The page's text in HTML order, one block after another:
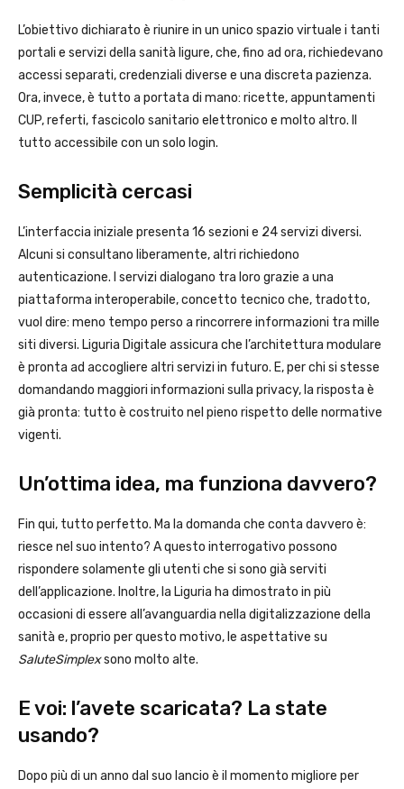
L’obiettivo dichiarato è riunire in un unico spazio virtuale i tanti
portali e servizi della sanità ligure, che, fino ad ora, richiedevano
accessi separati, credenziali diverse e una discreta pazienza.
Ora, invece, è tutto a portata di mano: ricette, appuntamenti
CUP, referti, fascicolo sanitario elettronico e molto altro. Il
tutto accessibile con un solo login.
Semplicità cercasi
L’interfaccia iniziale presenta 16 sezioni e 24 servizi diversi.
Alcuni si consultano liberamente, altri richiedono
autenticazione. I servizi dialogano tra loro grazie a una
piattaforma interoperabile, concetto tecnico che, tradotto,
vuol dire: meno tempo perso a rincorrere informazioni tra mille
siti diversi. Liguria Digitale assicura che l’architettura modulare
è pronta ad accogliere altri servizi in futuro. E, per chi si stesse
domandando maggiori informazioni sulla privacy, la risposta è
già pronta: tutto è costruito nel pieno rispetto delle normative
vigenti.
Un’ottima idea, ma funziona davvero?
Fin qui, tutto perfetto. Ma la domanda che conta davvero è:
riesce nel suo intento? A questo interrogativo possono
rispondere solamente gli utenti che si sono già serviti
dell’applicazione. Inoltre, la Liguria ha dimostrato in più
occasioni di essere all’avanguardia nella digitalizzazione della
sanità e, proprio per questo motivo, le aspettative su
SaluteSimplexsono molto alte.
E voi: l’avete scaricata? La state
usando?
Dopo più di un anno dal suo lancio è il momento migliore per